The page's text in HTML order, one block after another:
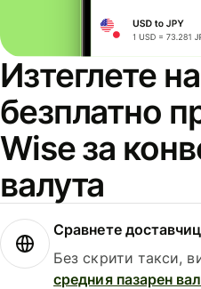
Изтеглете
безплатно
Wise за
валута
Сравнете
Без скрити такси,
средния пазарен